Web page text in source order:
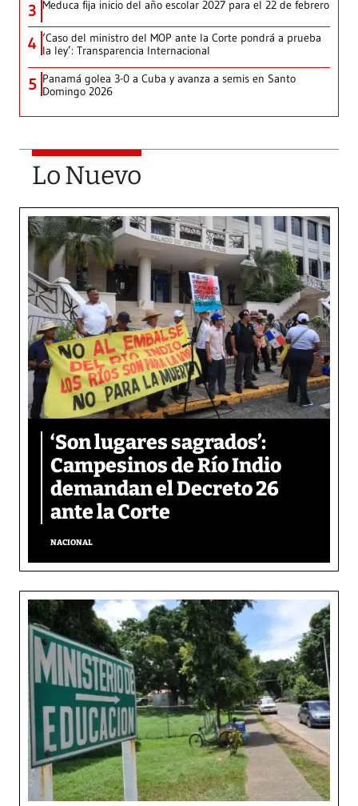
3 Meduca fija inicio del año escolar 2027 para el 22 de febrero
4 ‘Caso del ministro del MOP ante la Corte pondrá a prueba
la ley’: Transparencia Internacional
5 Panamá golea 3-0 a Cuba y avanza a semis en Santo
Domingo 2026
Lo Nuevo
‘Son lugares sagrados’:
Campesinos de Río Indio
demandan el Decreto 26
ante la Corte
NACIONAL